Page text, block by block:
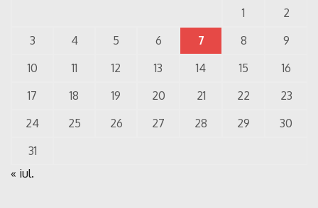
1
2
3
4 5 6 7 8
9
10
11 12 13 14 15
16
17
18 19 20 21 22
23
24
25 26 27 28 29
30
31
« iul.